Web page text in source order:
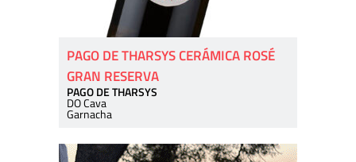
PAGO DE THARSYS CERÁMICA ROSÉ
GRAN RESERVA
PAGO DE THARSYS
DO Cava
Garnacha